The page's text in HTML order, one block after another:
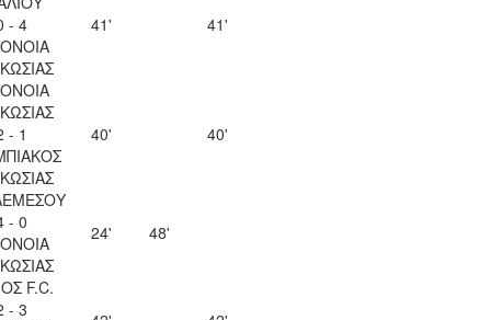
- 4
41' 41'
- 1
40' 40'
- 0
24' 48'
F.C.
- 3